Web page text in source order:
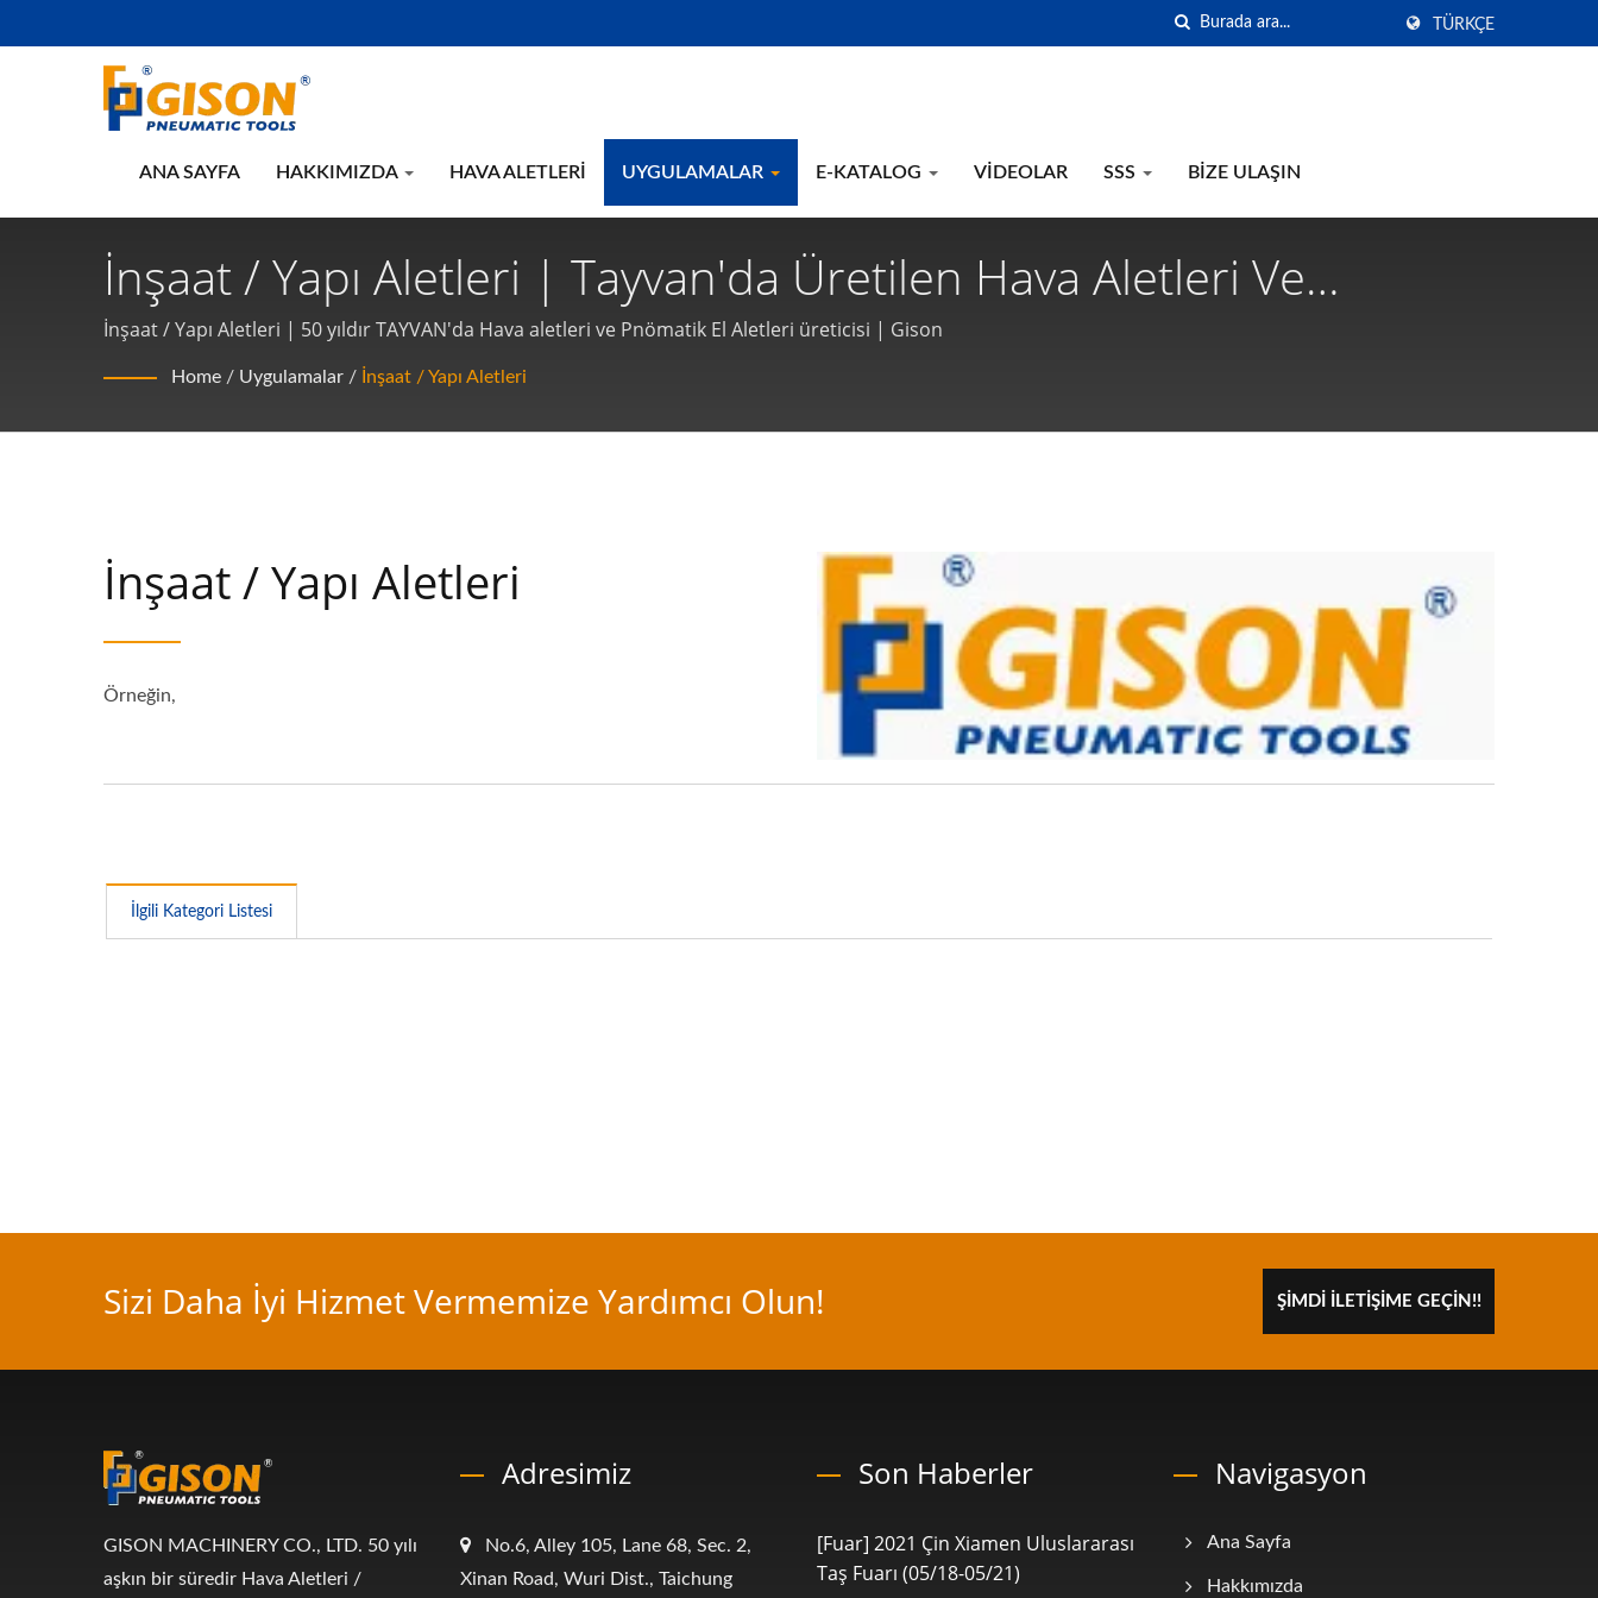
TÜRKÇE
ANA SAYFA HAKKIMIZDA HAVA ALETLERI UYGULAMALAR E-KATALOG VIDEOLAR SSS BIZE ULAŞIN
İnşaat / Yapı Aletleri | Tayvan'da Üretilen Hava Aletleri Ve
Pnömatik El Aletleri Üreticisi | Gison
İnşaat / Yapı Aletleri | 50 yıldır TAYVAN'da Hava aletleri ve Pnömatik El Aletleri üreticisi | Gison
Home / Uygulamalar / İnşaat / Yapı Aletleri
İnşaat / Yapı Aletleri
Örneğin,
İlgili Kategori Listesi
Sizi Daha İyi Hizmet Vermemize Yardımcı Olun! ŞIMDI İLETIŞIME GEÇIN!!
GISON MACHINERY CO., LTD. 50 yılı
aşkın bir süredir Hava Aletleri /
Adresimiz
No.6, Alley 105, Lane 68, Sec. 2,
Xinan Road, Wuri Dist., Taichung
Son Haberler
[Fuar] 2021 Çin Xiamen Uluslararası
Taş Fuarı (05/18-05/21)
Navigasyon
Ana Sayfa
Hakkımızda